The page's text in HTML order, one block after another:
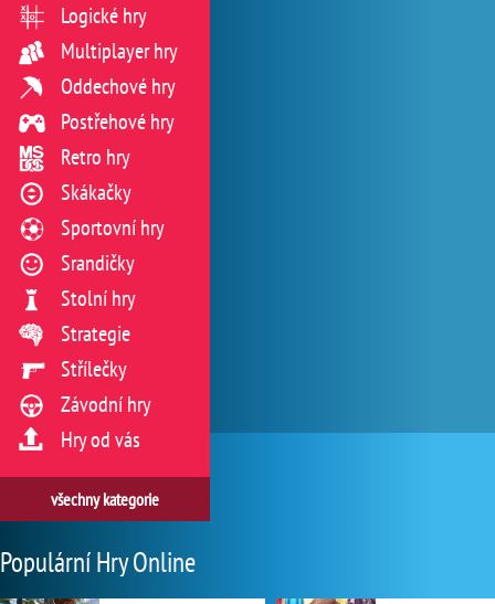
Logické hry
Multiplayer hry
Oddechové hry
Postřehové hry
Retro hry
Skákačky
Sportovní hry
Srandičky
Stolní hry
Strategie
Střílečky
Závodní hry
Hry od vás
všechny kategorie
Populární Hry Online